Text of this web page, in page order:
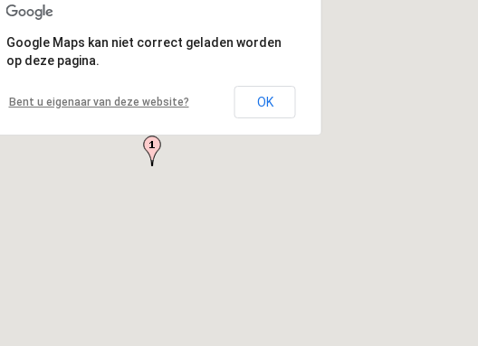
Google Maps kan niet correct geladen worden
op deze pagina.
Bent u eigenaar van deze website? OK